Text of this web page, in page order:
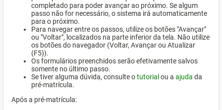
completado para poder avançar ao próximo. Se algum
passo não for necessário, o sistema irá automaticamente
para o próximo.
Para navegar entre os passos, utilize os botões "Avançar"
ou "Voltar", localizados na parte inferior da tela. Não utilize
os botões do navegador (Voltar, Avançar ou Atualizar
(F5)).
Os formulários preenchidos serão efetivamente salvos
somente no último passo.
Se tiver alguma dúvida, consulte otutorial ou a ajuda da
pré-matrícula.
Após a pré-matrícula: